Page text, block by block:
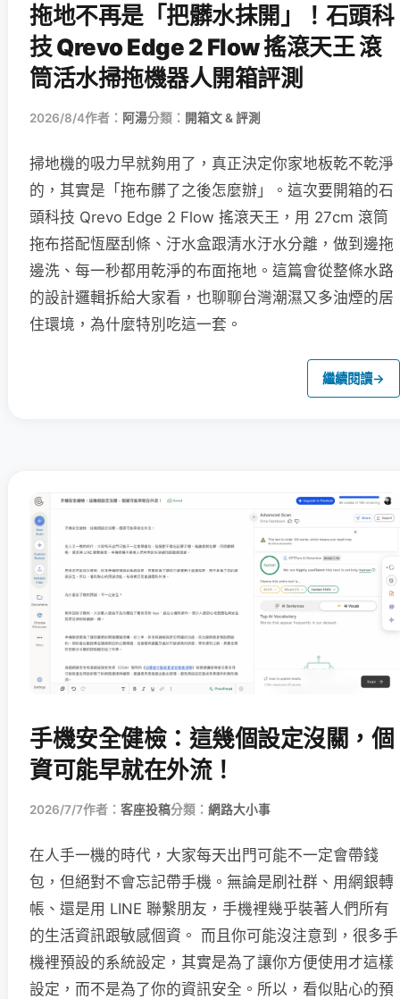
拖地不再是「把髒水抹開」！石頭科
技 Qrevo Edge 2 Flow 搖滾天王 滾
筒活水掃拖機器人開箱評測
2026/8/4作者： 阿湯分類： 開箱文 & 評測
掃地機的吸力早就夠用了，真正決定你家地板乾不乾淨
的，其實是「拖布髒了之後怎麼辦」。這次要開箱的石
頭科技 Qrevo Edge 2 Flow 搖滾天王，用 27cm 滾筒
拖布搭配恆壓刮條、汙水盒跟清水汙水分離，做到邊拖
邊洗、每一秒都用乾淨的布面拖地。這篇會從整條水路
的設計邏輯拆給大家看，也聊聊台灣潮濕又多油煙的居
住環境，為什麼特別吃這一套。
繼續閱讀→
手機安全健檢：這幾個設定沒關，個
資可能早就在外流！
2026/7/7作者： 客座投稿分類： 網路大小事
在人手一機的時代，大家每天出門可能不一定會帶錢
包，但絕對不會忘記帶手機。無論是刷社群、用網銀轉
帳、還是用 LINE 聯繫朋友，手機裡幾乎裝著人們所有
的生活資訊跟敏感個資。 而且你可能沒注意到，很多手
機裡預設的系統設定，其實是為了讓你方便使用才這樣
設定，而不是為了你的資訊安全。所以，看似貼心的預